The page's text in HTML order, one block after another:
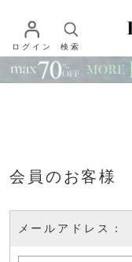
ログイン 検索
会員のお客様
メールアドレス：